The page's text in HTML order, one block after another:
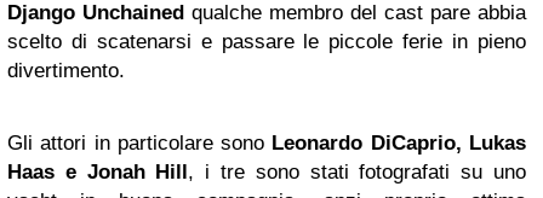
Django Unchained qualche membro del cast pare abbia
scelto di scatenarsi e passare le piccole ferie in pieno
divertimento.
Gli attori in particolare sono Leonardo DiCaprio, Lukas
Haas e Jonah Hill , i tre sono stati fotografati su uno